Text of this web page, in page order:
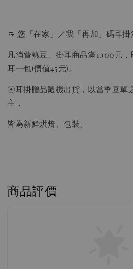
👊 您「在家」／我「再加」碼耳掛
凡消費熟豆、掛耳商品滿1000元
耳一包(價值45元)。
☉耳掛贈品隨機出貨，以當季豆單
主，
皆為新鮮烘焙、包裝。
商品評價